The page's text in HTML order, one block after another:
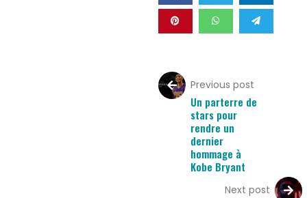
Previous post
Un parterre de
stars pour
rendre un
dernier
hommage à
Kobe Bryant
Next post